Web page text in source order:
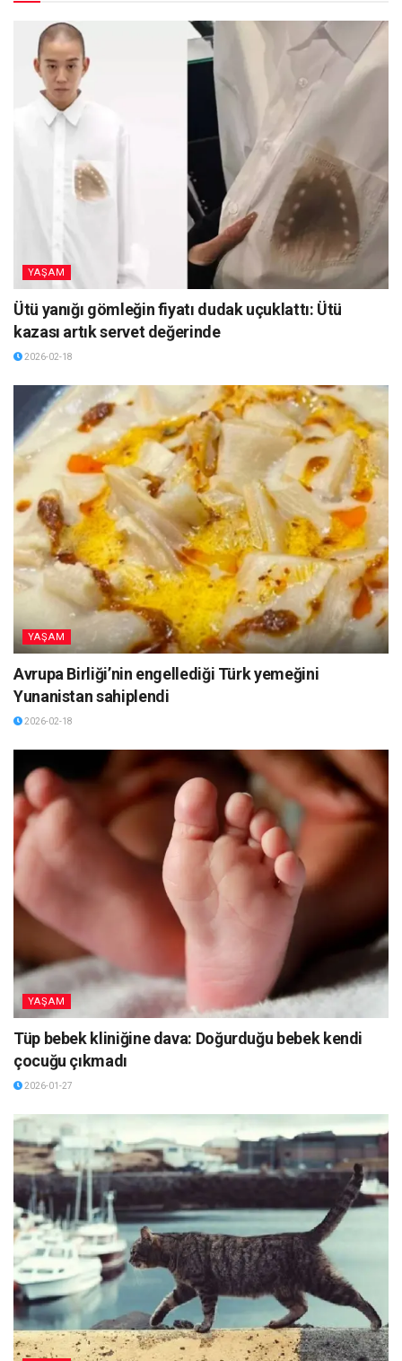
YAŞAM
Ütü yanığı gömleğin fiyatı dudak uçuklattı: Ütü
kazası artık servet değerinde
2026-02-18
YAŞAM
Avrupa Birliği’nin engellediği Türk yemeğini
Yunanistan sahiplendi
2026-02-18
YAŞAM
Tüp bebek kliniğine dava: Doğurduğu bebek kendi
çocuğu çıkmadı
2026-01-27